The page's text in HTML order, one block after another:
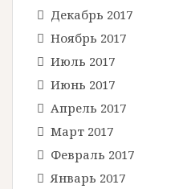
Декабрь 2017
Ноябрь 2017
Июль 2017
Июнь 2017
Апрель 2017
Март 2017
Февраль 2017
Январь 2017